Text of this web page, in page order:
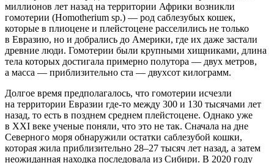
миллионов лет назад на территории Африки возникли
гомотерии (Homotherium sp.) — род саблезубых кошек,
которые в плиоцене и плейстоцене расселились не только
в Евразию, но и добрались до Америки, где их даже застали
древние люди. Гомотерии были крупными хищниками, длина
тела которых достигала примерно полутора — двух метров,
а масса — приблизительно ста — двухсот килограмм.
Долгое время предполагалось, что гомотерии исчезли
на территории Евразии где-то между 300 и 130 тысячами лет
назад, то есть в позднем среднем плейстоцене. Однако уже
в XXI веке ученые поняли, что это не так. Сначала на дне
Северного моря обнаружили остатки саблезубой кошки,
которая жила приблизительно 28–27 тысяч лет назад, а затем
неожиданная находка последовала из Сибири. В 2020 году